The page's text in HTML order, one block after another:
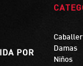
POR
Damas
Niños